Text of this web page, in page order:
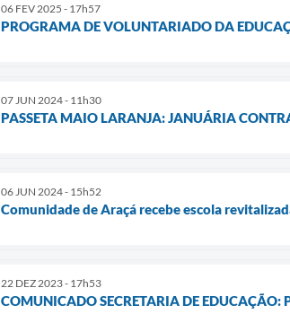
06 FEV 2025 - 17h57
PROGRAMA DE VOLUNTARIADO DA
07 JUN 2024 - 11h30
PASSETA MAIO LARANJA: JANUÁRIA
06 JUN 2024 - 15h52
Comunidade de Araçá recebe escola
22 DEZ 2023 - 17h53
COMUNICADO SECRETARIA DE EDUCAÇÃO: